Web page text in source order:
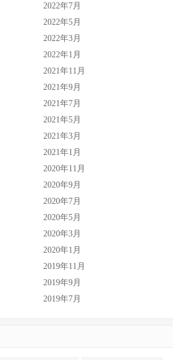
2022年7月
2022年5月
2022年3月
2022年1月
2021年11月
2021年9月
2021年7月
2021年5月
2021年3月
2021年1月
2020年11月
2020年9月
2020年7月
2020年5月
2020年3月
2020年1月
2019年11月
2019年9月
2019年7月